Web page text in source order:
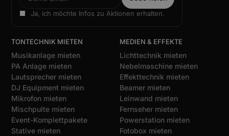
Ja, ich möchte Infos zu Aktionen erhalten.
TONTECHNIK MIETEN
Musikanlage mieten
PA Anlage mieten
Lautsprecher mieten
DJ Equipment mieten
Mikrofon mieten
Mischpulte mieten
Event-Komplettpakete
Stative mieten
MEDIEN & EFFEKTE
Lichttechnik mieten
Nebelmaschine mieten
Effekttechnik mieten
Beamer mieten
Leinwand mieten
Fernseher mieten
Powerstation mieten
Fotobox mieten